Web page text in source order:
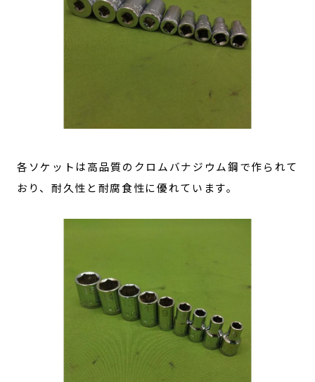
各ソケットは高品質のクロムバナジウム鋼で作られて
おり、耐久性と耐腐食性に優れています。